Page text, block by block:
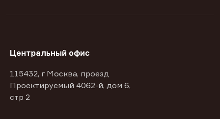
Центральный офис
115432, г Москва, проезд
Проектируемый 4062-й, дом 6,
стр 2